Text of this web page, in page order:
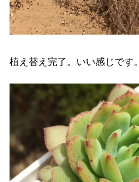
植え替え完了。いい感じです。